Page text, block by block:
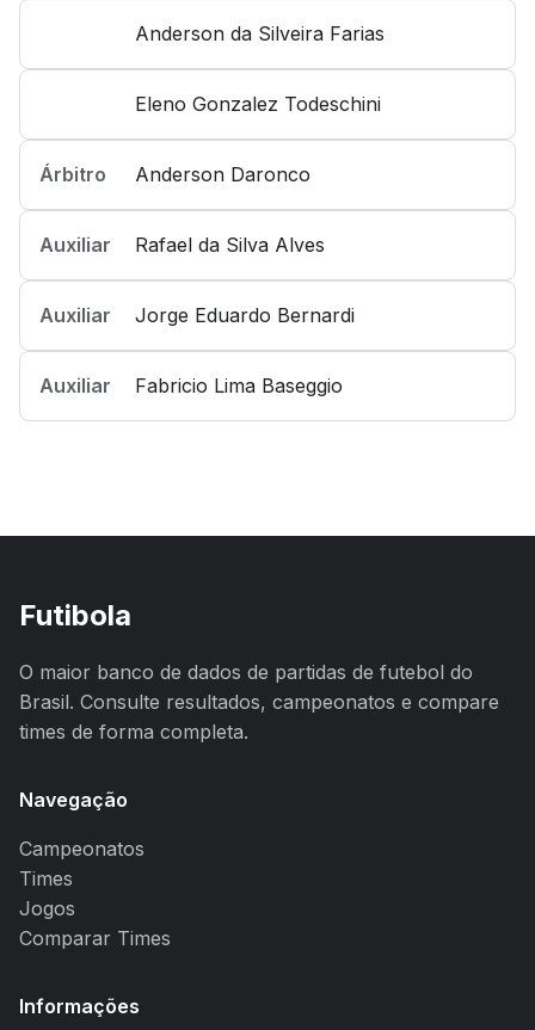
Anderson da Silveira Farias
Eleno Gonzalez Todeschini
Árbitro Anderson Daronco
Auxiliar Rafael da Silva Alves
Auxiliar Jorge Eduardo Bernardi
Auxiliar Fabricio Lima Baseggio
Futibola
O maior banco de dados de partidas de futebol do
Brasil. Consulte resultados, campeonatos e compare
times de forma completa.
Navegação
Campeonatos
Times
Jogos
Comparar Times
Informações